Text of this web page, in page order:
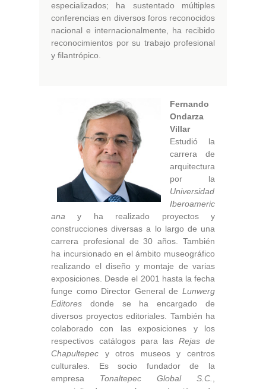
especializados; ha sustentado múltiples
conferencias en diversos foros reconocidos
nacional e internacionalmente, ha recibido
reconocimientos por su trabajo profesional
y filantrópico.
Fernando
Ondarza
Villar
Estudió la
carrera de
arquitectura
por la
Universidad
Iberoameric
ana y ha realizado proyectos y
construcciones diversas a lo largo de una
carrera profesional de 30 años. También
ha incursionado en el ámbito museográfico
realizando el diseño y montaje de varias
exposiciones. Desde el 2001 hasta la fecha
funge como Director General de Lunwerg
Editores donde se ha encargado de
diversos proyectos editoriales. También ha
colaborado con las exposiciones y los
respectivos catálogos para lasRejas de
Chapultepec y otros museos y centros
culturales. Es socio fundador de la
empresa Tonaltepec Global S.C.